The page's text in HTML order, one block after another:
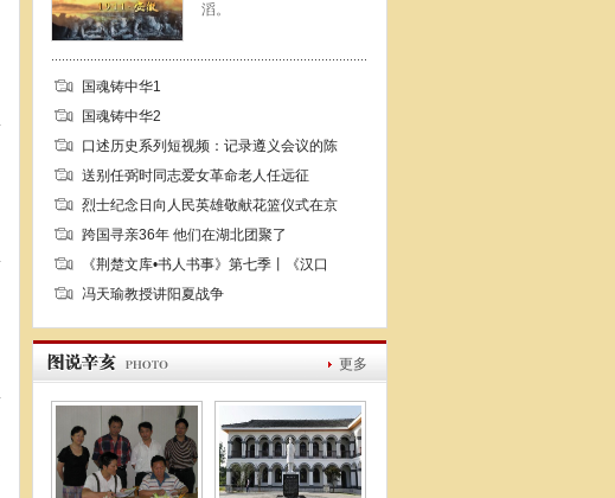
滔。
国魂铸中华1
国魂铸中华2
口述历史系列短视频：记录遵义会议的陈
送别任弼时同志爱女革命老人任远征
烈士纪念日向人民英雄敬献花篮仪式在京
跨国寻亲36年 他们在湖北团聚了
《荆楚文库•书人书事》第七季丨《汉口
冯天瑜教授讲阳夏战争
更多